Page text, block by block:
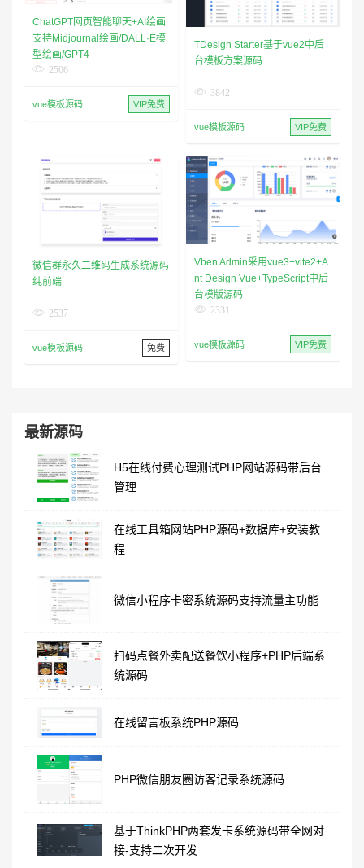
ChatGPT网页智能聊天+AI绘画
支持Midjournal绘画/DALL·E模
型绘画/GPT4
2506
vue模板源码 VIP免费
TDesign Starter基于vue2中后
台模板方案源码
3842
vue模板源码 VIP免费
微信群永久二维码生成系统源码
纯前端
2537
vue模板源码 免费
Vben Admin采用vue3+vite2+A
nt Design Vue+TypeScript中后
台模版源码
2331
vue模板源码 VIP免费
最新源码
H5在线付费心理测试PHP网站源码带后台
管理
在线工具箱网站PHP源码+数据库+安装教
程
微信小程序卡密系统源码支持流量主功能
扫码点餐外卖配送餐饮小程序+PHP后端系
统源码
在线留言板系统PHP源码
PHP微信朋友圈访客记录系统源码
基于ThinkPHP两套发卡系统源码带全网对
接-支持二次开发